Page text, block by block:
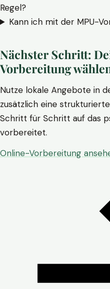
Regel?
Kann ich mit der MPU-
Nächster Schritt:
Vorbereitung
Nutze lokale Angebote in
zusätzlich eine
Schritt für Schritt auf das
vorbereitet.
Online-Vorbereitung